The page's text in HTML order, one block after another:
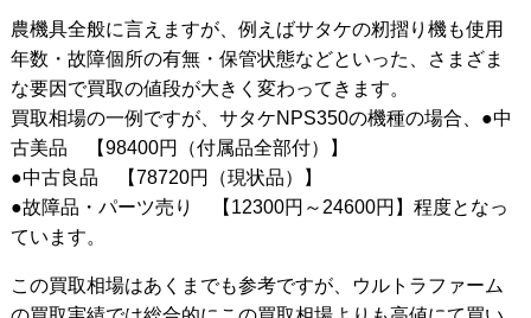
農機具全般に言えますが、例えばサタケの籾摺り機も使用
年数・故障個所の有無・保管状態などといった、さまざま
な要因で買取の値段が大きく変わってきます。
買取相場の一例ですが、サタケNPS350の機種の場合、●中
古美品 【98400円（付属品全部付）】
●中古良品 【78720円（現状品）】
●故障品・パーツ売り 【12300円～24600円】程度となっ
ています。
この買取相場はあくまでも参考ですが、ウルトラファーム